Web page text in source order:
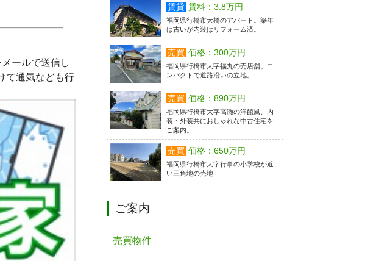
ールで送信し
て通気なども行
賃貸 賃料：3.8万円
福岡県行橋市大橋のアパート。築年
は古いが内装はリフォーム済。
売買 価格：300万円
福岡県行橋市大字福丸の売店舗。コ
ンパクトで道路沿いの立地。
売買 価格：890万円
福岡県行橋市大字高瀬の洋館風、内
装・外装共におしゃれな中古住宅を
ご案内。
売買 価格：650万円
福岡県行橋市大字行事の小学校が近
い三角地の売地
ご案内
売買物件